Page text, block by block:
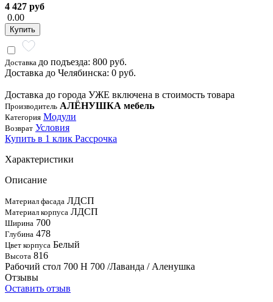
4 427 руб
0.00
Купить
Доставка до подъезда: 800 руб.
Доставка до Челябинска: 0 руб.
Доставка до города УЖЕ включена в стоимость товара
Производитель АЛЁНУШКА мебель
Категория Модули
Возврат Условия
Купить в 1 клик Рассрочка
Характеристики
Описание
Материал фасада ЛДСП
Материал корпуса ЛДСП
Ширина 700
Глубина 478
Цвет корпуса Белый
Высота 816
Рабочий стол 700 Н 700 /Лаванда / Аленушка
Отзывы
Оставить отзыв